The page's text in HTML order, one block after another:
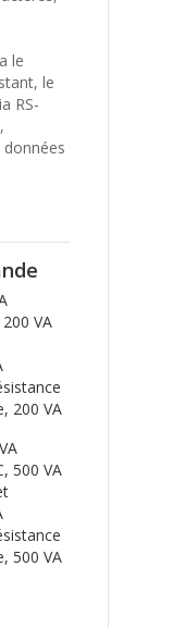
le
le
RS-
VA
200 VA
500 VA
500 VA